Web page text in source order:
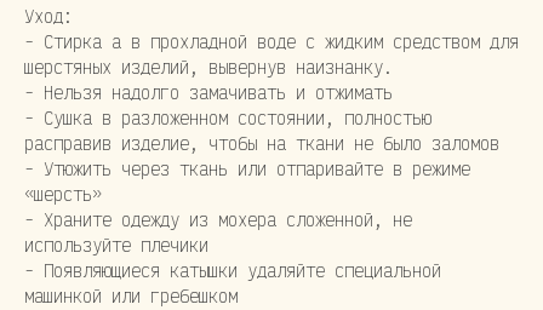
Уход:
- Стирка а в прохладной воде с жидким средством для
шерстяных изделий, вывернув наизнанку.
- Нельзя надолго замачивать и отжимать
- Сушка в разложенном состоянии, полностью
расправив изделие, чтобы на ткани не было заломов
- Утюжить через ткань или отпаривайте в режиме
«шерсть»
- Храните одежду из мохера сложенной, не
используйте плечики
- Появляющиеся катышки удаляйте специальной
машинкой или гребешком